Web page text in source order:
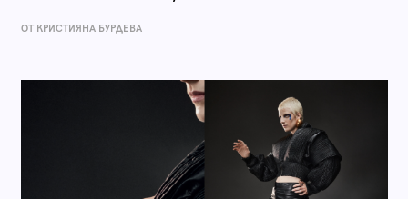
ОТ КРИСТИЯНА БУРДЕВА